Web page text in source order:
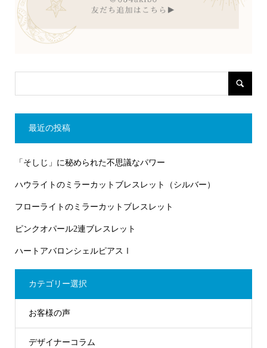
最近の投稿
「そしじ」に秘められた不思議なパワー
ハウライトのミラーカットブレスレット（シルバー）
フローライトのミラーカットブレスレット
ピンクオパール2連ブレスレット
ハートアバロンシェルピアスⅠ
カテゴリー選択
お客様の声
デザイナーコラム